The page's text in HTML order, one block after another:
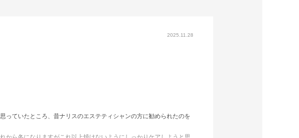
2025.11.28
っていたところ、昔ナリスのエステティシャンの方に勧められたのを